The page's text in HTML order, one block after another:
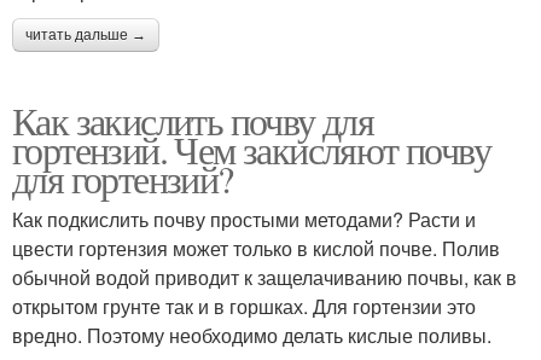
читать дальше →
Как закислить почву для
гортензий. Чем закисляют почву
для гортензий?
Как подкислить почву простыми методами? Расти и
цвести гортензия может только в кислой почве. Полив
обычной водой приводит к защелачиванию почвы, как в
открытом грунте так и в горшках. Для гортензии это
вредно. Поэтому необходимо делать кислые поливы.